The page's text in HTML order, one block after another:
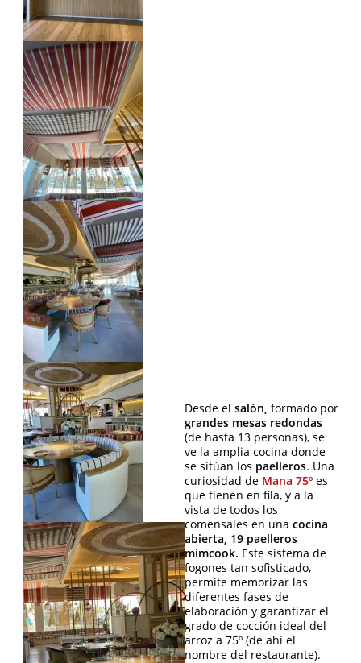
Desde el salón, formado por
grandes mesas redondas
(de hasta 13 personas), se
ve la amplia cocina donde
se sitúan los paelleros. Una
curiosidad de Mana 75º es
que tienen en fila, y a la
vista de todos los
comensales en una cocina
abierta, 19 paelleros
mimcook. Este sistema de
fogones tan sofisticado,
permite memorizar las
diferentes fases de
elaboración y garantizar el
grado de cocción ideal del
arroz a 75º (de ahí el
nombre del restaurante).